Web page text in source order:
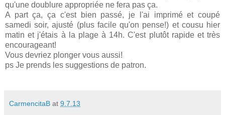
qu'une doublure appropriée ne fera pas ça.
A part ça, ça c'est bien passé, je l'ai imprimé et coupé
samedi soir, ajusté (plus facile qu'on pense!) et cousu hier
matin et j'étais à la plage à 14h. C'est plutôt rapide et très
encourageant!
Vous devriez plonger vous aussi!
ps Je prends les suggestions de patron.
CarmencitaB at 9.7.13